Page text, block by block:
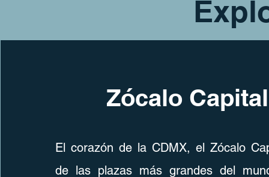
Zócalo
El corazón de la CDMX, el Zócalo
de las plazas más grandes del